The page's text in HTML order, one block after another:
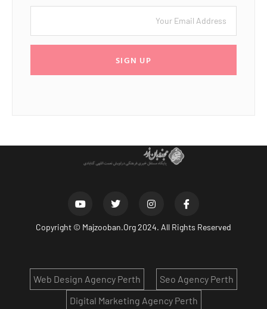
SIGN UP
Copyright © Majzooban.Org2024. All Rights Reserved
Seo Agency Perth
Web Design Agency Perth
Digital Marketing Agency Perth